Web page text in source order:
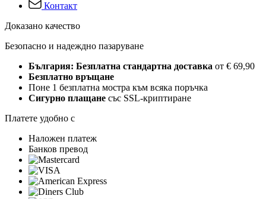
Контакт
Доказано качество
Безопасно и надеждно пазаруване
България: Безплатна стандартна доставка от € 69,90
Безплатно връщане
Поне 1 безплатна мостра към всяка поръчка
Сигурно плащане със SSL-криптиране
Платете удобно с
Наложен платеж
Банков превод